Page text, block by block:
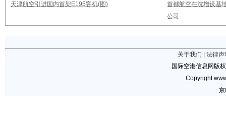
天津航空引进国内首架E195客机(图)
首都航空在沈增设基
公司
关于我们
法律声
国际空港信息网版
Copyright